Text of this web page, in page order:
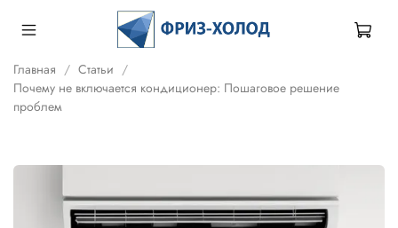
Главная
Статьи
Почему не включается кондиционер: Пошаговое решение
проблем